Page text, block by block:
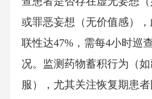
或罪恶妄想（无价值感）
联性达47%，需每4小时巡
况。监测药物蓄积行为（
服），尤其关注恢复期患